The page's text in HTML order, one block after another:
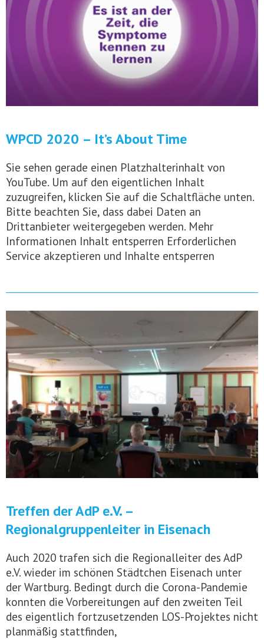
WPCD 2020 – It’s About Time
Sie sehen gerade einen Platzhalterinhalt von
YouTube. Um auf den eigentlichen Inhalt
zuzugreifen, klicken Sie auf die Schaltfläche unten.
Bitte beachten Sie, dass dabei Daten an
Drittanbieter weitergegeben werden. Mehr
Informationen Inhalt entsperren Erforderlichen
Service akzeptieren und Inhalte entsperren
Treffen der AdP e.V. –
Regionalgruppenleiter in Eisenach
Auch 2020 trafen sich die Regionalleiter des AdP
e.V. wieder im schönen Städtchen Eisenach unter
der Wartburg. Bedingt durch die Corona-Pandemie
konnten die Vorbereitungen auf den zweiten Teil
des eigentlich fortzusetzenden LOS-Projektes nicht
planmäßig stattfinden,